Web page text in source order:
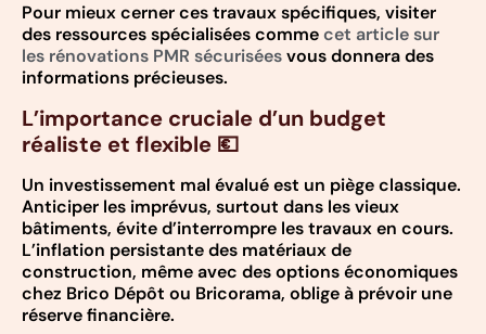
Pour mieux cerner ces travaux spécifiques, visiter
des ressources spécialisées commecet article sur
les rénovations PMR sécuriséesvous donnera des
informations précieuses.
L’importance cruciale d’un budget
réaliste et flexible 💶
Un investissement mal évalué est un piège classique.
Anticiper les imprévus, surtout dans les vieux
bâtiments, évite d’interrompre les travaux en cours.
L’inflation persistante des matériaux de
construction, même avec des options économiques
chez Brico Dépôt ou Bricorama, oblige à prévoir une
réserve financière.